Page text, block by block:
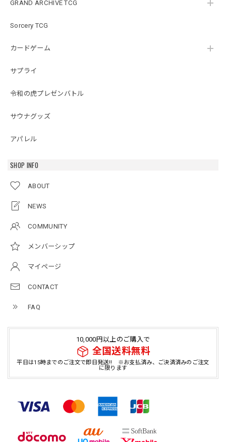
GRAND ARCHIVE TCG
Sorcery TCG
カードゲーム
サプライ
令和の虎プレゼンバトル
サウナグッズ
アパレル
SHOP INFO
ABOUT
NEWS
COMMUNITY
メンバーシップ
マイページ
CONTACT
FAQ
10,000円以上のご購入で
全国送料無料
平日は15時までのご注文で即日発送!! ※お支払済み、ご決済済みのご注文
に限ります